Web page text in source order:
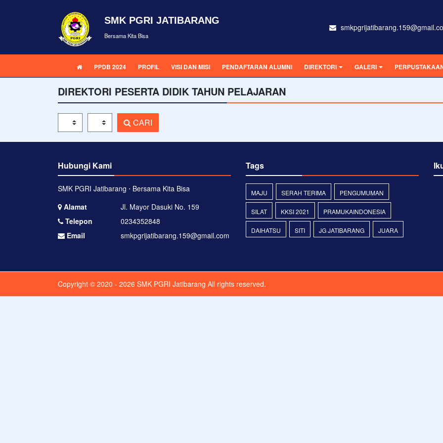
SMK PGRI JATIBARANG
Bersama Kita Bisa
PPDB 2024 PROFIL VISI DAN MISI PENDAFTARAN ALUMNI DIREKTORI GALERI
DIREKTORI PESERTA DIDIK TAHUN PELAJARAN
Tahun Pelajaran
Kelas CARI
Hubungi Kami
SMK PGRI Jatibarang ⋅ Bersama Kita Bisa
Alamat
Jl. Mayor Dasuki No. 159
Telepon
0234352848
Email
smkpgrijatibarang.159@gmail.com
Tags
MAJU SERAH TERIMA PENGUMUMAN
SILAT KKSI 2021 PRAMUKAINDONESIA
DAIHATSU SITI JG JATIBARANG JUARA
Copyright © 2020 - 2026 SMK PGRI Jatibarang All rights reserved.